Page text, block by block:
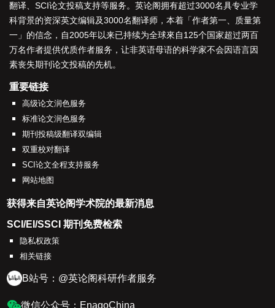
翻译
SCI论文投稿支持等服务。英论阁拥有超过3000名具专业学
科背景的资深英文编辑及3000名翻译师 ，本着「作者第一、质量第
一 」的信念，自2005年以来已持续为全球來自125个国家超过两百
万名作者提供优质作者服务，让非英语母语的科学家不会因语言因
素丧失期刊论文投稿的先机。
重要链接
高级论文润色服务
标准论文润色服务
期刊投稿级翻译双编辑
双重校对翻译
SCI论文全程支持服务
网站地图
获得来自英论阁学术院的最新消息
SCI/EI/SSCI 期刊免费检索
隐私权政策
相关链接
B站号：@英论阁科研作者服务
微信公众号：EnagoChina